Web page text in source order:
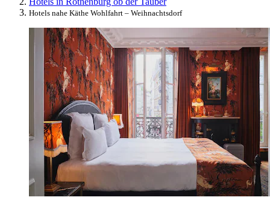
Hotels nahe Käthe Wohlfahrt – Weihnachtsdorf